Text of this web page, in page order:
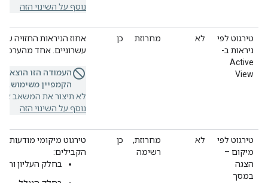
נוסף על השינוי הזה
טירגוט לפי
ניראות ב-
Active
View
לא מחרוזת כן
אחוז הניראות החזויה
עשרוניים. אחד מהערכים
העמודה הזו
הקמפיין משימוש.
לא תיצור את המשאב או
נוסף על השינוי הזה
טירגוט לפי
מיקום –
הצגה
במסך
לא
מחרוזת,
רשימה
כן
טירגוט מיקומי מודעות
הקבילים:
בחלק העליון